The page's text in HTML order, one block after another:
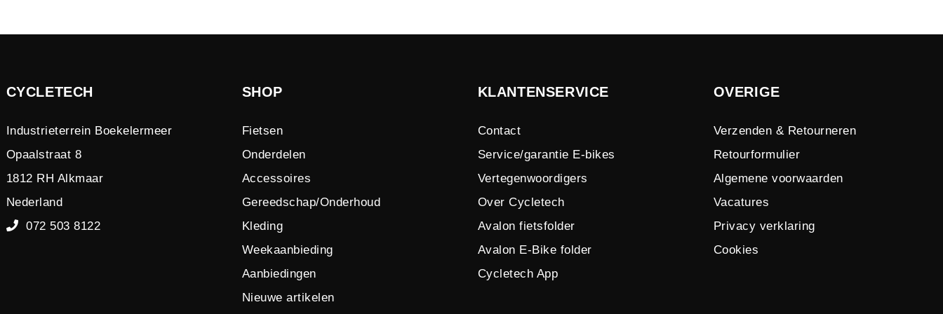
CYCLETECH
Industrieterrein Boekelermeer
Opaalstraat 8
1812 RH Alkmaar
Nederland
072 503 8122
SHOP
Fietsen
Onderdelen
Accessoires
Gereedschap/Onderhoud
Kleding
Weekaanbieding
Aanbiedingen
Nieuwe artikelen
KLANTENSERVICE
Contact
Service/garantie E-bikes
Vertegenwoordigers
Over Cycletech
Avalon fietsfolder
Avalon E-Bike folder
Cycletech App
OVERIGE
Verzenden & Retourneren
Retourformulier
Algemene voorwaarden
Vacatures
Privacy verklaring
Cookies